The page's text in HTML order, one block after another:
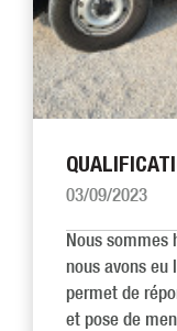
03/09/2023
Nous sommes
nous avons eu
permet de
et pose de